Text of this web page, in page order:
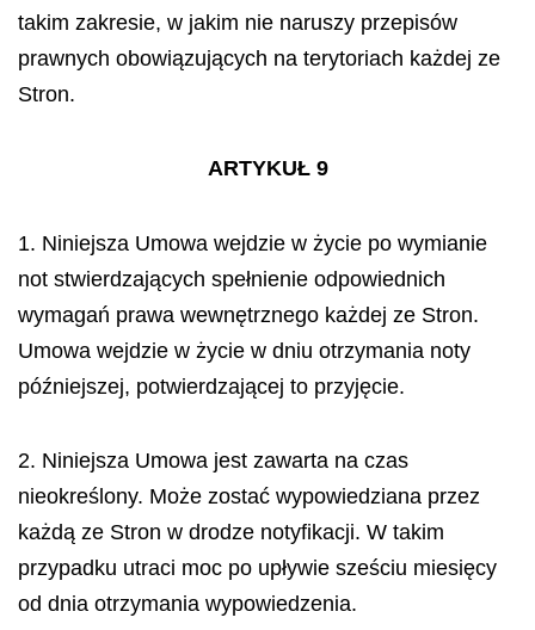
takim zakresie, w jakim nie naruszy przepisów
prawnych obowiązujących na terytoriach każdej ze
Stron.
ARTYKUŁ 9
1. Niniejsza Umowa wejdzie w życie po wymianie
not stwierdzających spełnienie odpowiednich
wymagań prawa wewnętrznego każdej ze Stron.
Umowa wejdzie w życie w dniu otrzymania noty
późniejszej, potwierdzającej to przyjęcie.
2. Niniejsza Umowa jest zawarta na czas
nieokreślony. Może zostać wypowiedziana przez
każdą ze Stron w drodze notyfikacji. W takim
przypadku utraci moc po upływie sześciu miesięcy
od dnia otrzymania wypowiedzenia.